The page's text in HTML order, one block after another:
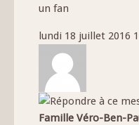
un fan
lundi 18 juillet 2016
Famille Véro-Ben-